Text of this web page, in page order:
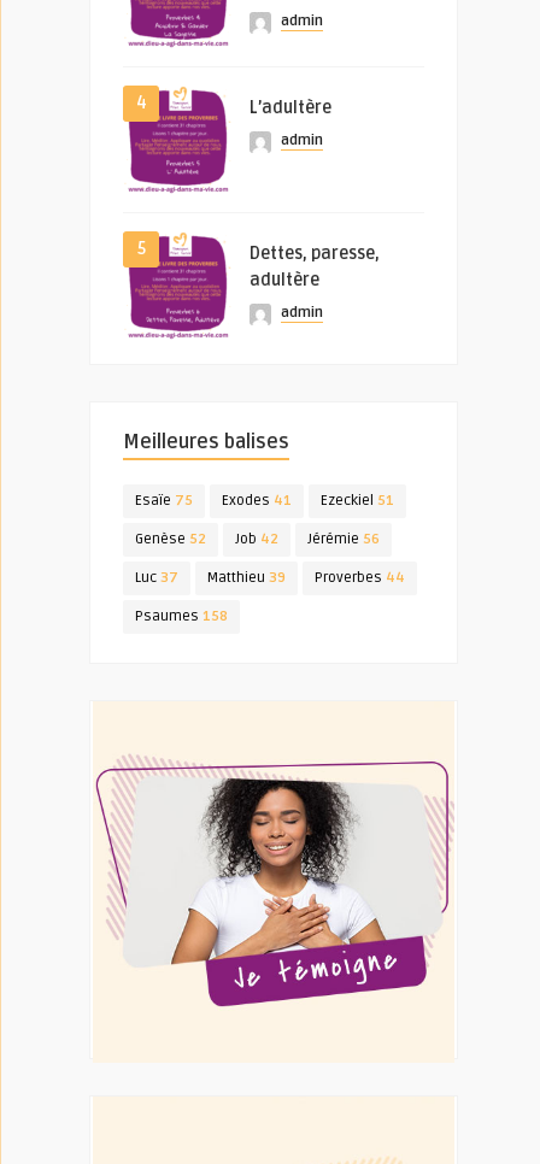
admin
4 L’adultère
admin
5
Dettes, paresse,
adultère
admin
Meilleures balises
Esaïe 75 Exodes 41 Ezeckiel 51
Genèse 52 Job 42 Jérémie 56
Luc 37 Matthieu 39 Proverbes 44
Psaumes 158